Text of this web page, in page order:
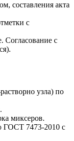
составления акта
с
Согласование с
узла) по
миксеров.
ГОСТ 7473-2010 с